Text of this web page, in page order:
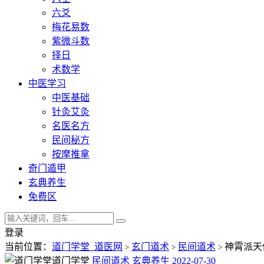
六爻
梅花易数
紫微斗数
择日
术数学
中医学习
中医基础
针灸艾灸
名医名方
民间秘方
按摩推拿
奇门遁甲
玄典养生
免费区
登录
当前位置： 道门学堂_道医网 > 玄门道术 > 民间道术 > 神霄派
道门学堂 民间道术 玄典养生 2022-07-30